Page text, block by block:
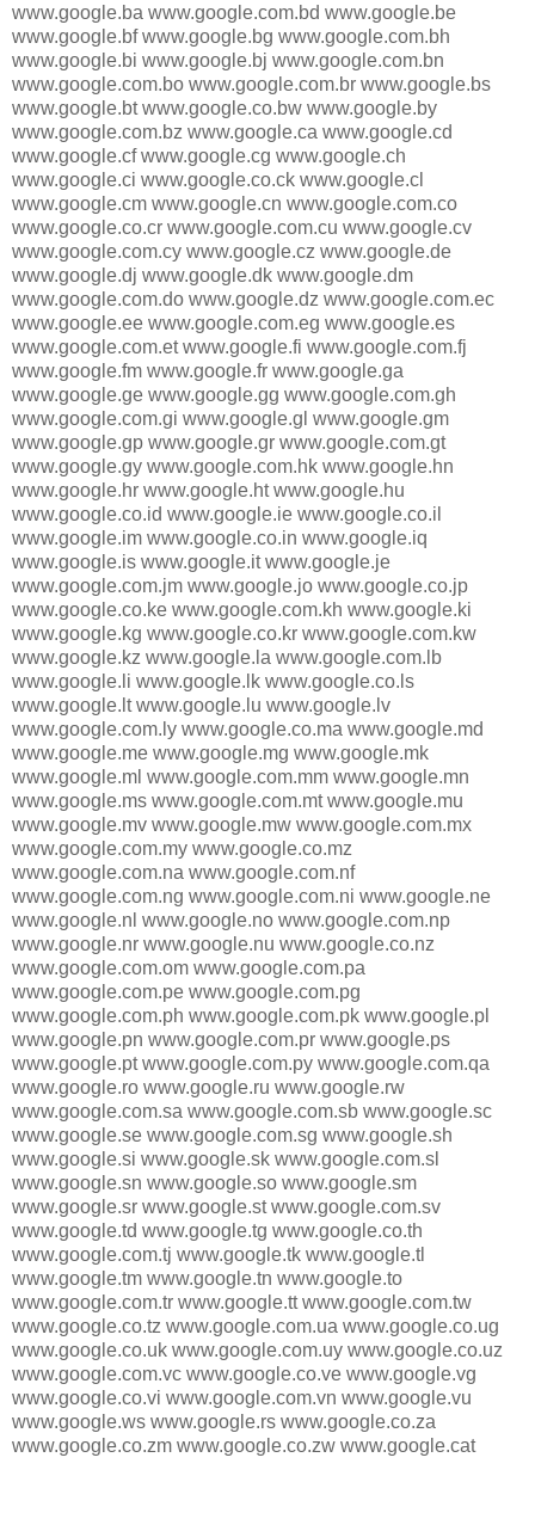
www.google.ba www.google.com.bd www.google.be
www.google.bf www.google.bg www.google.com.bh
www.google.bi www.google.bj www.google.com.bn
www.google.com.bo www.google.com.br www.google.bs
www.google.bt www.google.co.bw www.google.by
www.google.com.bz www.google.ca www.google.cd
www.google.cf www.google.cg www.google.ch
www.google.ci www.google.co.ck www.google.cl
www.google.cm www.google.cn www.google.com.co
www.google.co.cr www.google.com.cu www.google.cv
www.google.com.cy www.google.cz www.google.de
www.google.dj www.google.dk www.google.dm
www.google.com.do www.google.dz www.google.com.ec
www.google.ee www.google.com.eg www.google.es
www.google.com.et www.google.fi www.google.com.fj
www.google.fm www.google.fr www.google.ga
www.google.ge www.google.gg www.google.com.gh
www.google.com.gi www.google.gl www.google.gm
www.google.gp www.google.gr www.google.com.gt
www.google.gy www.google.com.hk www.google.hn
www.google.hr www.google.ht www.google.hu
www.google.co.id www.google.ie www.google.co.il
www.google.im www.google.co.in www.google.iq
www.google.is www.google.it www.google.je
www.google.com.jm www.google.jo www.google.co.jp
www.google.co.ke www.google.com.kh www.google.ki
www.google.kg www.google.co.kr www.google.com.kw
www.google.kz www.google.la www.google.com.lb
www.google.li www.google.lk www.google.co.ls
www.google.lt www.google.lu www.google.lv
www.google.com.ly www.google.co.ma www.google.md
www.google.me www.google.mg www.google.mk
www.google.ml www.google.com.mm www.google.mn
www.google.ms www.google.com.mt www.google.mu
www.google.mv www.google.mw www.google.com.mx
www.google.com.my www.google.co.mz
www.google.com.na www.google.com.nf
www.google.com.ng www.google.com.ni www.google.ne
www.google.nl www.google.no www.google.com.np
www.google.nr www.google.nu www.google.co.nz
www.google.com.om www.google.com.pa
www.google.com.pe www.google.com.pg
www.google.com.ph www.google.com.pk www.google.pl
www.google.pn www.google.com.pr www.google.ps
www.google.pt www.google.com.py www.google.com.qa
www.google.ro www.google.ru www.google.rw
www.google.com.sa www.google.com.sb www.google.sc
www.google.se www.google.com.sg www.google.sh
www.google.si www.google.sk www.google.com.sl
www.google.sn www.google.so www.google.sm
www.google.sr www.google.st www.google.com.sv
www.google.td www.google.tg www.google.co.th
www.google.com.tj www.google.tk www.google.tl
www.google.tm www.google.tn www.google.to
www.google.com.tr www.google.tt www.google.com.tw
www.google.co.tz www.google.com.ua www.google.co.ug
www.google.co.uk www.google.com.uy www.google.co.uz
www.google.com.vc www.google.co.ve www.google.vg
www.google.co.vi www.google.com.vn www.google.vu
www.google.ws www.google.rs www.google.co.za
www.google.co.zm www.google.co.zw www.google.cat